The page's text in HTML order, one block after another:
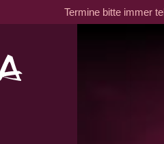
Termine bitte immer